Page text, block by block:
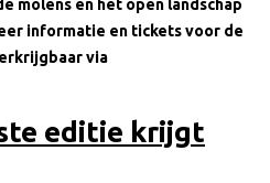
molens en het open landschap
informatie en tickets voor de
via
editie krijgt